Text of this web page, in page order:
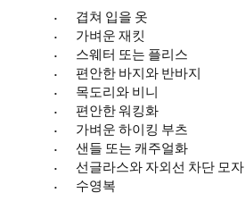
겹쳐 입을 옷
가벼운 재킷
스웨터 또는 플리스
편안한 바지와 반바지
목도리와 비니
편안한 워킹화
가벼운 하이킹 부츠
샌들 또는 캐주얼화
선글라스와 자외선 차단 모자
수영복